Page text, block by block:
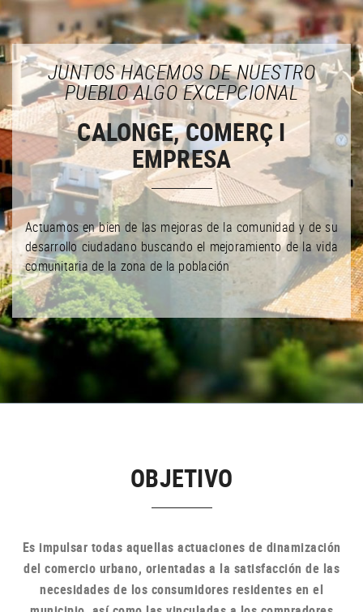
JUNTOS HACEMOS DE NUESTRO
PUEBLO ALGO EXCEPCIONAL
CALONGE, COMERÇ I
EMPRESA
Actuamos en bien de las mejoras de la comunidad y de su
desarrollo ciudadano buscando el mejoramiento de la vida
comunitaria de la zona de la población
OBJETIVO
Es impulsar todas aquellas actuaciones de dinamización
del comercio urbano, orientadas a la satisfacción de las
necesidades de los consumidores residentes en el